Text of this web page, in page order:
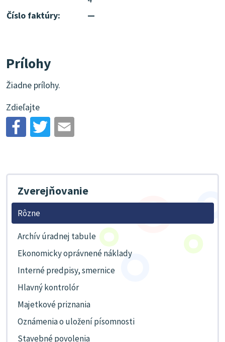
Číslo faktúry:
—
Prílohy
Žiadne prílohy.
Zdieľajte
Zverejňovanie
Rôzne
Archív úradnej tabule
Ekonomicky oprávnené náklady
Interné predpisy, smernice
Hlavný kontrolór
Majetkové priznania
Oznámenia o uložení písomnosti
Stavebné povolenia